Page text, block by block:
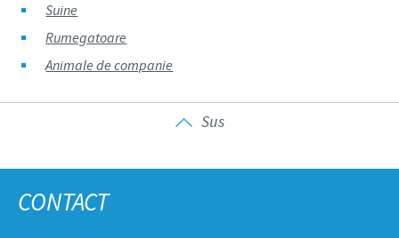
Suine
Rumegatoare
Animale de companie
Sus
CONTACT